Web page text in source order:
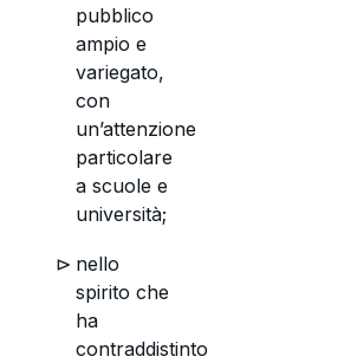
pubblico
ampio e
variegato,
con
un’attenzione
particolare
a scuole e
università;
nello
spirito che
ha
contraddistinto